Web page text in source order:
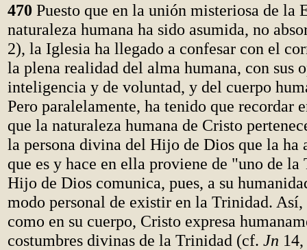
470 Puesto que en la unión misteriosa de la
naturaleza humana ha sido asumida, no
2), la Iglesia ha llegado a confesar con el
la plena realidad del alma humana, con sus
inteligencia y de voluntad, y del cuerpo
Pero paralelamente, ha tenido que recordar
que la naturaleza humana de Cristo
la persona divina del Hijo de Dios que la ha
que es y hace en ella proviene de "uno de
Hijo de Dios comunica, pues, a su
modo personal de existir en la Trinidad. Así,
como en su cuerpo, Cristo expresa
costumbres divinas de la Trinidad (cf. Jn